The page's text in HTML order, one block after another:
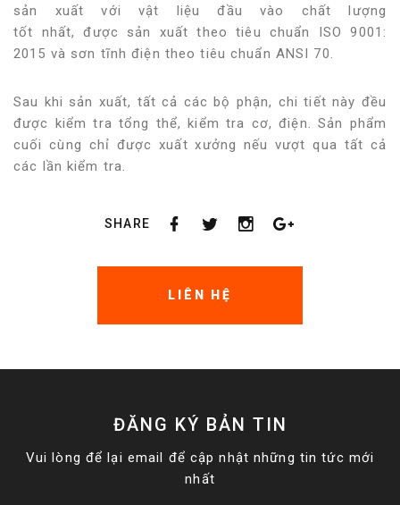
sản xuất với vật liệu đầu vào chất lượng
tốt nhất, được sản xuất theo tiêu chuẩn ISO 9001:
2015 và sơn tĩnh điện theo tiêu chuẩn ANSI 70.
Sau khi sản xuất, tất cả các bộ phận, chi tiết này đều
được kiểm tra tổng thể, kiểm tra cơ, điện. Sản phẩm
cuối cùng chỉ được xuất xưởng nếu vượt qua tất cả
các lần kiểm tra.
SHARE
LIÊN HỆ
ĐĂNG KÝ BẢN TIN
Vui lòng để lại email để cập nhật những tin tức mới
nhất